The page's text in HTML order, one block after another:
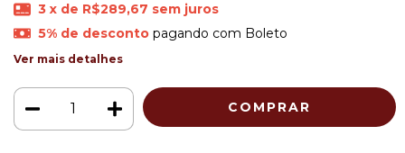
3 x de R$289,67 sem juros
5% de descontopagando com Boleto
Ver mais detalhes